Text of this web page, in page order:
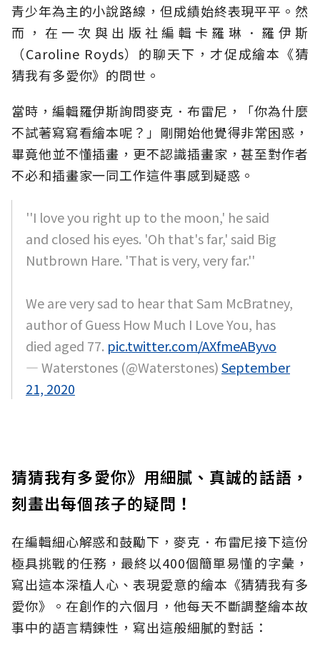
青少年為主的小說路線，但成績始終表現平平。然
而，在一次與出版社編輯卡羅琳．羅伊斯
（Caroline Royds）的聊天下，才促成繪本《猜
猜我有多愛你》的問世。
當時，編輯羅伊斯詢問麥克．布雷尼，「你為什麼
不試著寫寫看繪本呢？」剛開始他覺得非常困惑，
畢竟他並不懂插畫，更不認識插畫家，甚至對作者
不必和插畫家一同工作這件事感到疑惑。
''I love you right up to the moon,' he said
and closed his eyes. 'Oh that's far,' said Big
Nutbrown Hare. 'That is very, very far.''
We are very sad to hear that Sam McBratney,
author of Guess How Much I Love You, has
died aged 77. pic.twitter.com/AXfmeAByvo
— Waterstones (@Waterstones)September
21, 2020
猜猜我有多愛你》用細膩、真誠的話語，
刻畫出每個孩子的疑問！
在編輯細心解惑和鼓勵下，麥克．布雷尼接下這份
極具挑戰的任務，最終以400個簡單易懂的字彙，
寫出這本深植人心、表現愛意的繪本《猜猜我有多
愛你》。在創作的六個月，他每天不斷調整繪本故
事中的語言精鍊性，寫出這般細膩的對話：